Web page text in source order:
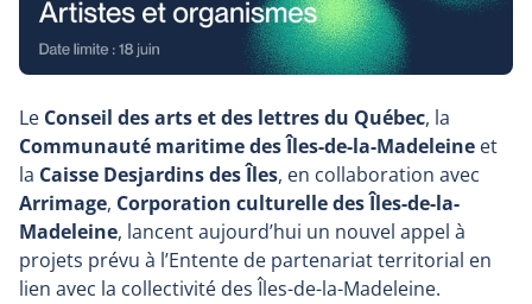
Le Conseil des arts et des lettres du Québec, la
Communauté maritime des Îles-de-la-Madeleine et
la Caisse Desjardins des Îles, en collaboration avec
Arrimage, Corporation culturelle des Îles-de-la-
Madeleine, lancent aujourd’hui un nouvel appel à
projets prévu à l’Entente de partenariat territorial en
lien avec la collectivité des Îles-de-la-Madeleine.